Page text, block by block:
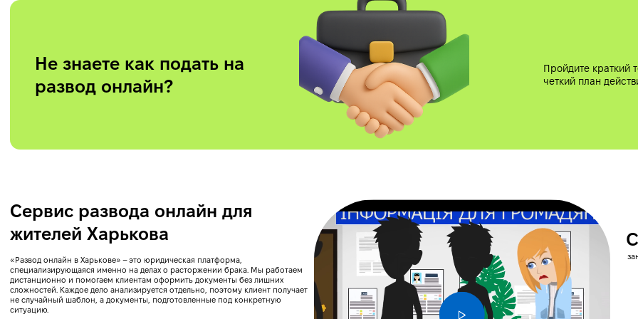
Не знаете как подать на
развод онлайн?
Пройдите краткий
четкий план
Сервис развода онлайн для
жителей Харькова
«Развод онлайн в Харькове» – это юридическая платформа,
специализирующаяся именно на делах о расторжении брака. Мы работаем
дистанционно и помогаем клиентам оформить документы без лишних
сложностей. Каждое дело анализируется отдельно, поэтому клиент получает
не случайный шаблон, а документы, подготовленные под конкретную
ситуацию.